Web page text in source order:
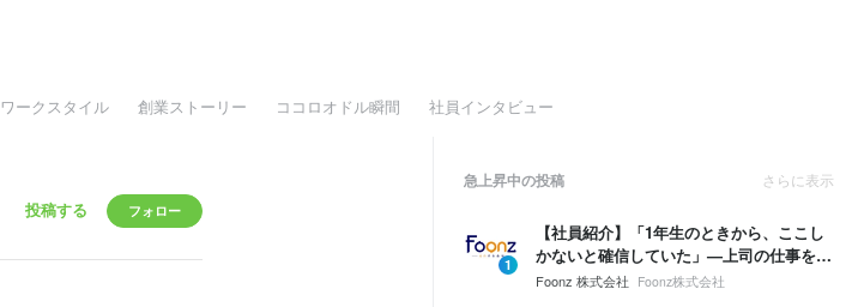
ワークスタイル 創業ストーリー ココロオドル瞬間 社員インタビュー
投稿する フォロー
急上昇中の投稿 さらに表示
1
【社員紹介】「1年生のときから、ここし
かないと確信していた」—上司の仕事を奪
う勢いで、自分の領域を広げていく。
Foonz 株式会社 Foonz株式会社